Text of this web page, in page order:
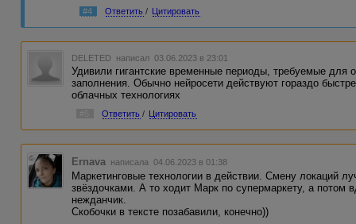
#4 Ответить / Цитировать
DELETED написал 03.06.2023 в 23:01
Удивили гигантские временные периоды, требуемые для
заполнения. Обычно нейросети действуют гораздо
облачных технологиях
Ответить / Цитировать
Ernava написала 04.06.2023 в 01:38
Маркетинговые технологии в действии. Смену локаций
звёздочками. А то ходит Марк по супермаркету, а потом
нежданчик.
Скобочки в тексте позабавили, конечно))